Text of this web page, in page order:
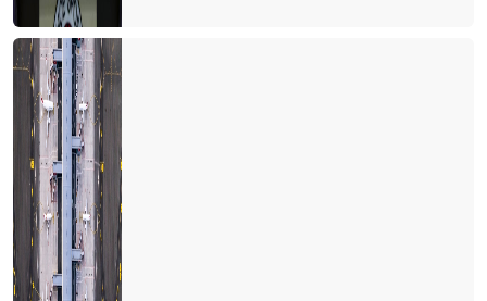
Tanıtımda özgün olmalıyız
Yerleşik göçmenler geliyor
Kaptan S.O.S. veriyor
Antalya’ya 1 milyon İngiliz turist geldi
Antalya'nın kardeş şehirleri
Başarının reçetesi
SONGÜL VE ÖNDER